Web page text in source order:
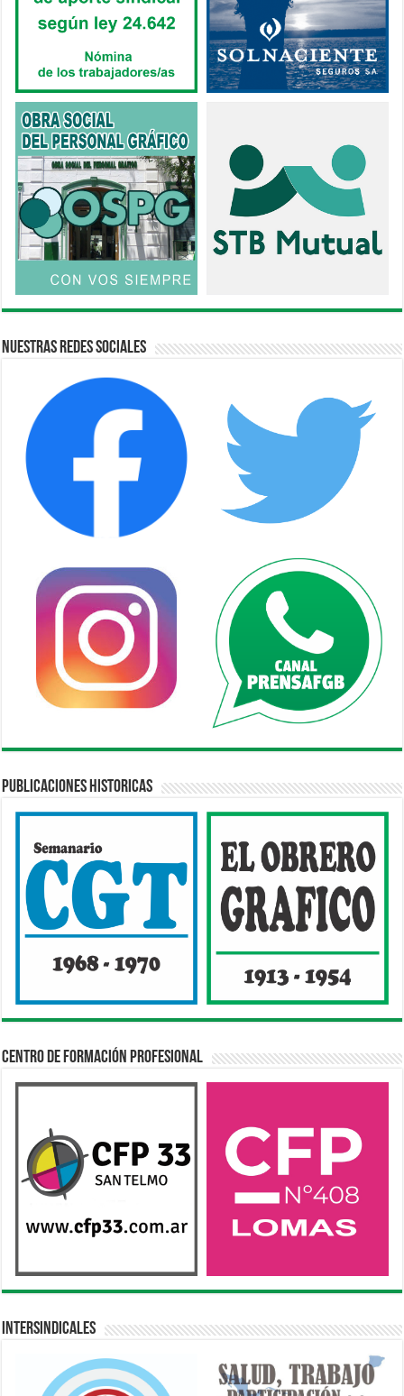
Nuestras Redes Sociales
Publicaciones Historicas
Centro de Formación Profesional
Intersindicales